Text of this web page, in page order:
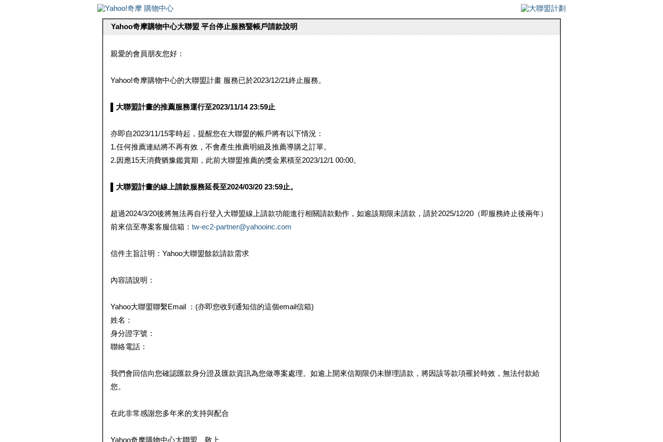
Yahoo奇摩購物中心大聯盟 平台停止服務暨帳戶請款說明
親愛的會員朋友您好：
Yahoo!奇摩購物中心的大聯盟計畫 服務已於2023/12/21終止服務。
▌大聯盟計畫的推薦服務運行至2023/11/14 23:59止
亦即自2023/11/15零時起，提醒您在大聯盟的帳戶將有以下情況：
1.任何推薦連結將不再有效，不會產生推薦明細及推薦導購之訂單。
2.因應15天消費猶豫鑑賞期，此前大聯盟推薦的獎金累積至2023/12/1 00:00。
▌大聯盟計畫的線上請款服務延長至2024/03/20 23:59止。
超過2024/3/20後將無法再自行登入大聯盟線上請款功能進行相關請款動作，如逾該期限未請款，請於2025/12/20（即服務終止後兩年）
前來信至專案客服信箱： tw-ec2-partner@yahooinc.com
信件主旨註明：Yahoo大聯盟餘款請款需求
內容請說明：
Yahoo大聯盟聯繫Email ：(亦即您收到通知信的這個email信箱)
姓名：
身分證字號：
聯絡電話：
我們會回信向您確認匯款身分證及匯款資訊為您做專案處理。如逾上開來信期限仍未辦理請款，將因該等款項罹於時效，無法付款給
您。
在此非常感謝您多年來的支持與配合
Yahoo奇摩購物中心大聯盟 敬上